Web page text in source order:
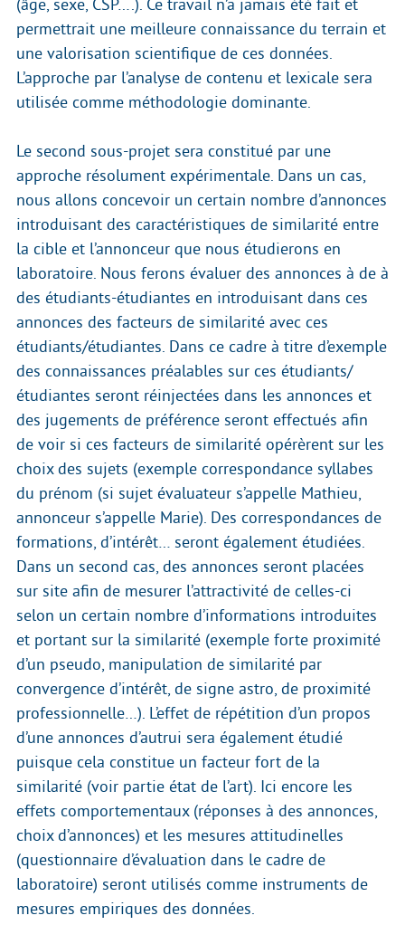
(âge, sexe, CSP….). Ce travail n’a jamais été fait et
permettrait une meilleure connaissance du terrain et
une valorisation scientifique de ces données.
L’approche par l’analyse de contenu et lexicale sera
utilisée comme méthodologie dominante.
Le second sous-projet sera constitué par une
approche résolument expérimentale. Dans un cas,
nous allons concevoir un certain nombre d’annonces
introduisant des caractéristiques de similarité entre
la cible et l’annonceur que nous étudierons en
laboratoire. Nous ferons évaluer des annonces à de à
des étudiants-étudiantes en introduisant dans ces
annonces des facteurs de similarité avec ces
étudiants/étudiantes. Dans ce cadre à titre d’exemple
des connaissances préalables sur ces étudiants/
étudiantes seront réinjectées dans les annonces et
des jugements de préférence seront effectués afin
de voir si ces facteurs de similarité opérèrent sur les
choix des sujets (exemple correspondance syllabes
du prénom (si sujet évaluateur s’appelle Mathieu,
annonceur s’appelle Marie). Des correspondances de
formations, d’intérêt… seront également étudiées.
Dans un second cas, des annonces seront placées
sur site afin de mesurer l’attractivité de celles-ci
selon un certain nombre d’informations introduites
et portant sur la similarité (exemple forte proximité
d’un pseudo, manipulation de similarité par
convergence d’intérêt, de signe astro, de proximité
professionnelle…). L’effet de répétition d’un propos
d’une annonces d’autrui sera également étudié
puisque cela constitue un facteur fort de la
similarité (voir partie état de l’art). Ici encore les
effets comportementaux (réponses à des annonces,
choix d’annonces) et les mesures attitudinelles
(questionnaire d’évaluation dans le cadre de
laboratoire) seront utilisés comme instruments de
mesures empiriques des données.